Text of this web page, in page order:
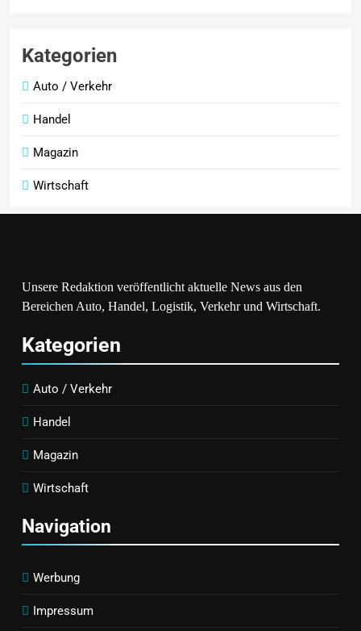
Kategorien
Auto / Verkehr
Handel
Magazin
Wirtschaft
Unsere Redaktion veröffentlicht aktuelle News aus den
Bereichen Auto, Handel, Logistik, Verkehr und Wirtschaft.
Kategorien
Auto / Verkehr
Handel
Magazin
Wirtschaft
Navigation
Werbung
Impressum